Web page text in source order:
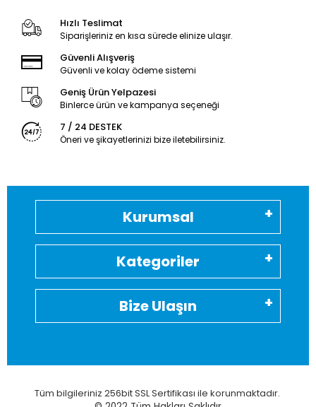
Hızlı Teslimat
Siparişleriniz en kısa sürede elinize ulaşır.
Güvenli Alışveriş
Güvenli ve kolay ödeme sistemi
Geniş Ürün Yelpazesi
Binlerce ürün ve kampanya seçeneği
7 / 24 DESTEK
Öneri ve şikayetlerinizi bize iletebilirsiniz.
Kurumsal
Kategoriler
Bize Ulaşın
Tüm bilgileriniz 256bit SSL Sertifikası ile korunmaktadır.